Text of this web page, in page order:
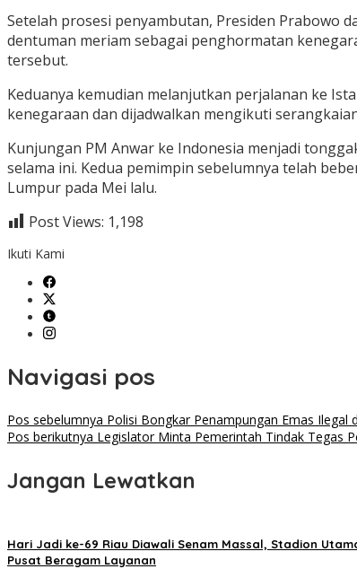
Setelah prosesi penyambutan, Presiden Prabowo
dentuman meriam sebagai penghormatan
tersebut.
Keduanya kemudian melanjutkan perjalanan ke
kenegaraan dan dijadwalkan mengikuti
Kunjungan PM Anwar ke Indonesia menjadi
selama ini. Kedua pemimpin sebelumnya telah
Lumpur pada Mei lalu.
Post Views: 1,198
Ikuti Kami
Navigasi pos
Pos sebelumnya Polisi Bongkar Penampungan Emas Ilegal
Pos berikutnya Legislator Minta Pemerintah Tindak Tegas
Jangan Lewatkan
Hari Jadi ke-69 Riau Diawali Senam Massal, Stadion
Pusat Beragam Layanan